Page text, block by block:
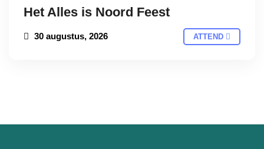
Het Alles is Noord Feest
30 augustus, 2026 ATTEND